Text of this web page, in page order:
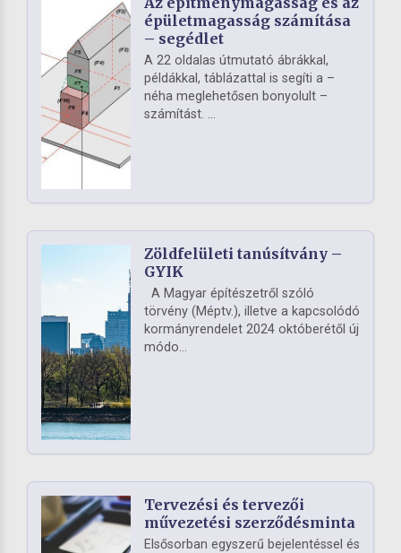
épületmagasság számítása
– segédlet
A 22 oldalas útmutató ábrákkal,
példákkal, táblázattal is segíti a –
néha meglehetősen bonyolult –
számítást. ...
Zöldfelületi tanúsítvány –
GYIK
A Magyar építészetről szóló
törvény (Méptv.), illetve a kapcsolódó
kormányrendelet 2024 októberétől új
módo...
Tervezési és tervezői
művezetési szerződésminta
Elsősorban egyszerű bejelentéssel és